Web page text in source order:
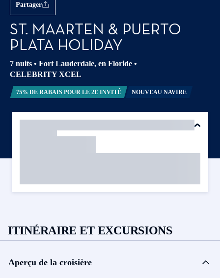
Partager
ST. MAARTEN & PUERTO
PLATA HOLIDAY
7 nuits • Fort Lauderdale, en Floride •
CELEBRITY XCEL
75% DE RABAIS POUR LE 2E INVITÉ NOUVEAU NAVIRE
ITINÉRAIRE ET EXCURSIONS
Aperçu de la croisière